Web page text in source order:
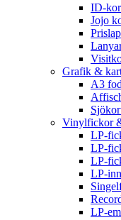
ID-
Jojo
Grafik &
A3
Vinylfickor
LP-
LP-
LP-
LP-
LP-